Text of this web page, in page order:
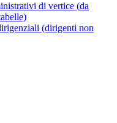
di vertice (da
(dirigenti non